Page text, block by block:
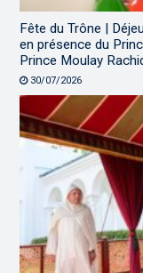
Fête du Trône |
en présence du
Prince Moulay
30/07/2026